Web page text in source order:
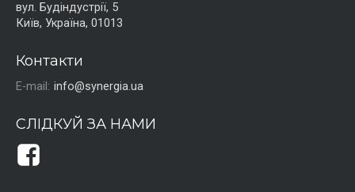
вул. Будіндустрії, 5
Київ, Україна, 01013
Контакти
E-mail: info@synergia.ua
СЛІДКУЙ ЗА НАМИ